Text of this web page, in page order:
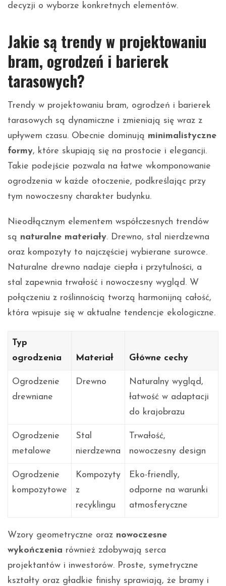
decyzji o wyborze konkretnych elementów.
Jakie są trendy w projektowaniu
bram, ogrodzeń i barierek
tarasowych?
Trendy w projektowaniu bram, ogrodzeń i barierek
tarasowych są dynamiczne i zmieniają się wraz z
upływem czasu. Obecnie dominują minimalistyczne
formy, które skupiają się na prostocie i elegancji.
Takie podejście pozwala na łatwe wkomponowanie
ogrodzenia w każde otoczenie, podkreślając przy
tym nowoczesny charakter budynku.
Nieodłącznym elementem współczesnych trendów
są naturalne materiały. Drewno, stal nierdzewna
oraz kompozyty to najczęściej wybierane surowce.
Naturalne drewno nadaje ciepła i przytulności, a
stal zapewnia trwałość i nowoczesny wygląd. W
połączeniu z roślinnością tworzą harmonijną całość,
która wpisuje się w aktualne tendencje ekologiczne.
Typ
ogrodzenia
Materiał Główne cechy
Ogrodzenie
drewniane
Drewno
Naturalny wygląd,
łatwość w adaptacji
do krajobrazu
Ogrodzenie
metalowe
Stal
nierdzewna
Trwałość,
nowoczesny design
Ogrodzenie
kompozytowe
Kompozyty
z
recyklingu
Eko-friendly,
odporne na warunki
atmosferyczne
Wzory geometryczne oraz nowoczesne
wykończenia również zdobywają serca
projektantów i inwestorów. Proste, symetryczne
kształty oraz gładkie finishy sprawiają, że bramy i